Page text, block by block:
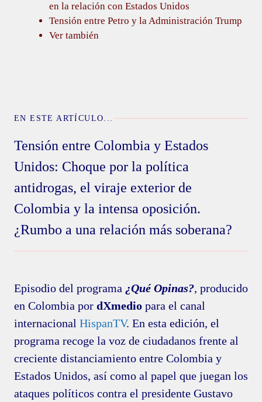
en la relación con Estados Unidos
Tensión entre Petro y la Administración Trump
Ver también
EN ESTE ARTÍCULO...
Tensión entre Colombia y Estados
Unidos: Choque por la política
antidrogas, el viraje exterior de
Colombia y la intensa oposición.
¿Rumbo a una relación más soberana?
Episodio del programa ¿Qué Opinas?, producido
en Colombia por dXmedio para el canal
internacional HispanTV. En esta edición, el
programa recoge la voz de ciudadanos frente al
creciente distanciamiento entre Colombia y
Estados Unidos, así como al papel que juegan los
ataques políticos contra el presidente Gustavo